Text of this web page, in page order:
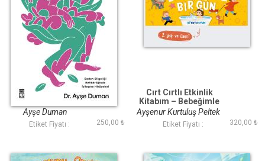
Koltuğumdaki
Ayşe Duman
Etiket Fiyatı : 250,00 ₺
Cırt Cırtlı Etkinlik
Kitabım – Bebeğimle
Bir Gün (2+ Yaş)
Ayşenur Kurtuluş Peltek
Etiket Fiyatı : 320,00 ₺